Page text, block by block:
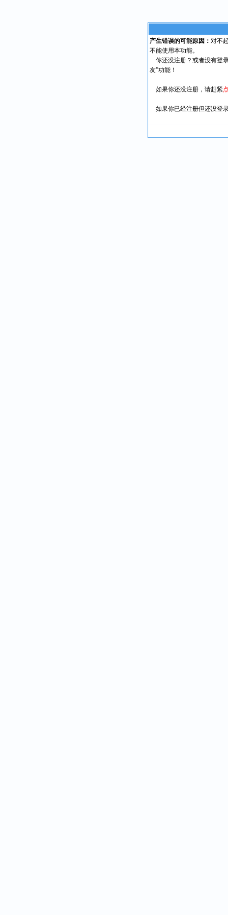
产生错误的可能原因： 对不
不能使用本功能。
你还没注册？或者没有登
友”功能！
如果你还没注册，请赶紧
如果你已经注册但还没登